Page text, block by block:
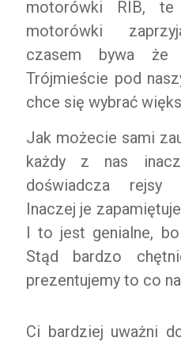
motorówki RIB,
motorówki
czasem bywa
Trójmieście pod
chce się wybrać
Jak możecie sami
każdy z nas
doświadcza rejsy
Inaczej je
I to jest genialne,
Stąd bardzo
prezentujemy to co
Ci bardziej uważni